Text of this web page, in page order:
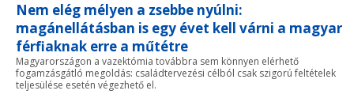
Nem elég mélyen a zsebbe nyúlni:
magánellátásban is egy évet kell várni a magyar
férfiaknak erre a műtétre
Magyarországon a vazektómia továbbra sem könnyen elérhető
fogamzásgátló megoldás: családtervezési célból csak szigorú feltételek
teljesülése esetén végezhető el.